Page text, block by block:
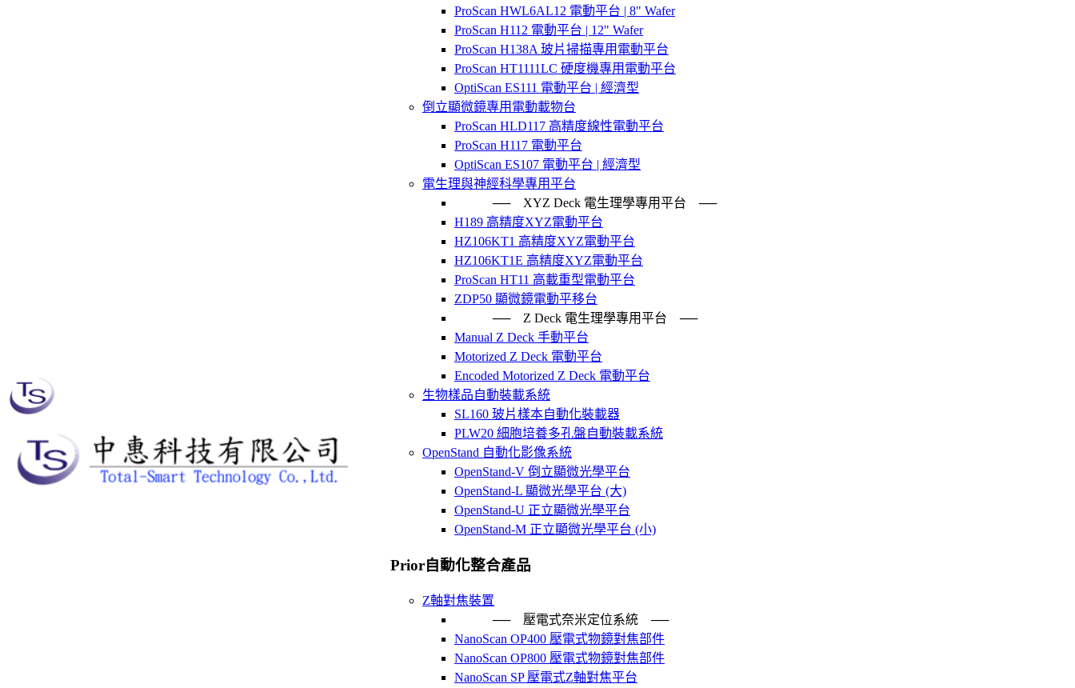
ProScan HWL6AL12 電動平台 | 8" Wafer
ProScan H112 電動平台 | 12" Wafer
ProScan H138A 玻片掃描專用電動平台
ProScan HT1111LC 硬度機專用電動平台
OptiScan ES111 電動平台 | 經濟型
倒立顯微鏡專用電動載物台
ProScan HLD117 高精度線性電動平台
ProScan H117 電動平台
OptiScan ES107 電動平台 | 經濟型
電生理與神經科學專用平台
── XYZ Deck 電生理學專用平台 ──
H189 高精度XYZ電動平台
HZ106KT1 高精度XYZ電動平台
HZ106KT1E 高精度XYZ電動平台
ProScan HT11 高載重型電動平台
ZDP50 顯微鏡電動平移台
── Z Deck 電生理學專用平台 ──
Manual Z Deck 手動平台
Motorized Z Deck 電動平台
Encoded Motorized Z Deck 電動平台
生物樣品自動裝載系統
SL160 玻片樣本自動化裝載器
PLW20 細胞培養多孔盤自動裝載系統
OpenStand 自動化影像系統
OpenStand-V 倒立顯微光學平台
OpenStand-L 顯微光學平台 (大)
OpenStand-U 正立顯微光學平台
OpenStand-M 正立顯微光學平台 (小)
Prior自動化整合產品
Z軸對焦裝置
── 壓電式奈米定位系統 ──
NanoScan OP400 壓電式物鏡對焦部件
NanoScan OP800 壓電式物鏡對焦部件
NanoScan SP 壓電式Z軸對焦平台